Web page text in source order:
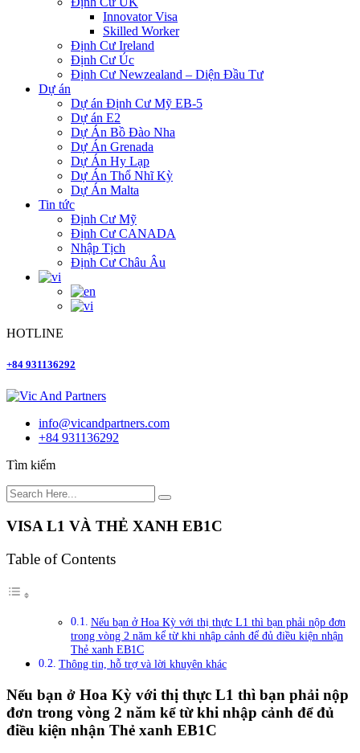
Innovator Visa
Skilled Worker
Định Cư Ireland
Định Cư Úc
Định Cư Newzealand – Diện Đầu Tư
Dự án
Dự án Định Cư Mỹ EB-5
Dự án E2
Dự Án Bồ Đào Nha
Dự Án Grenada
Dự Án Hy Lạp
Dự Án Thổ Nhĩ Kỳ
Dự Án Malta
Tin tức
Định Cư Mỹ
Định Cư CANADA
Nhập Tịch
Định Cư Châu Âu
HOTLINE
+84 931136292
info@vicandpartners.com
+84 931136292
Tìm kiếm
VISA L1 VÀ THẺ XANH EB1C
Table of Contents
Nếu bạn ở Hoa Kỳ với thị thực L1 thì bạn phải nộp đơn
trong vòng 2 năm kể từ khi nhập cảnh để đủ điều kiện nhận
Thẻ xanh EB1C
Thông tin, hỗ trợ và lời khuyên khác
Nếu bạn ở Hoa Kỳ với thị thực L1 thì bạn phải nộp
đơn trong vòng 2 năm kể từ khi nhập cảnh để đủ
điều kiện nhận Thẻ xanh EB1C